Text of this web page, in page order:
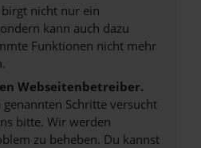
nicht nur ein
kann auch dazu
Funktionen nicht mehr
Webseitenbetreiber.
Schritte versucht
bitte. Wir werden
zu beheben. Du kannst